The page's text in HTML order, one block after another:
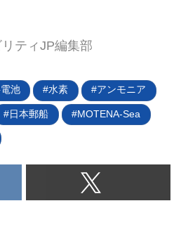
いるJR東海は、新たにENEOS、
立製作所と連携して水素サプラ
24年5月16日、この3社による
本合意書が締結された。JR東
の非電化路線へ安定した水素供
を目指すとともに、鉄道車両内
水素を製造する世界初の技術に
挑戦していくという。（タイト
ル写真はJR東海の非電化路線で
る高山線）
ティJP編集部
池 水素 アンモニア
日本郵船 MOTENA-Sea